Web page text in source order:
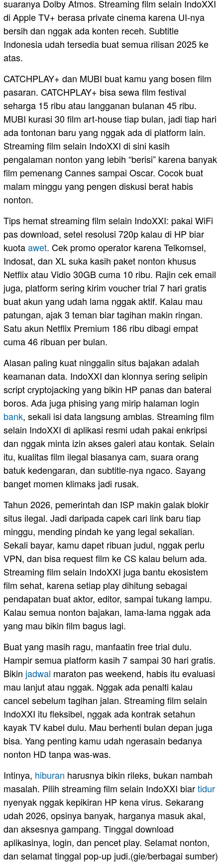
suaranya Dolby Atmos. Streaming film selain IndoXXI
di Apple TV+ berasa private cinema karena UI-nya
bersih dan nggak ada konten receh. Subtitle
Indonesia udah tersedia buat semua rilisan 2025 ke
atas.
CATCHPLAY+ dan MUBI buat kamu yang bosen film
pasaran. CATCHPLAY+ bisa sewa film festival
seharga 15 ribu atau langganan bulanan 45 ribu.
MUBI kurasi 30 film art-house tiap bulan, jadi tiap hari
ada tontonan baru yang nggak ada di platform lain.
Streaming film selain IndoXXI di sini kasih
pengalaman nonton yang lebih “berisi” karena banyak
film pemenang Cannes sampai Oscar. Cocok buat
malam minggu yang pengen diskusi berat habis
nonton.
Tips hemat streaming film selain IndoXXI: pakai WiFi
pas download, setel resolusi 720p kalau di HP biar
kuotaawet. Cek promo operator karena Telkomsel,
Indosat, dan XL suka kasih paket nonton khusus
Netflix atau Vidio 30GB cuma 10 ribu. Rajin cek email
juga, platform sering kirim voucher trial 7 hari gratis
buat akun yang udah lama nggak aktif. Kalau mau
patungan, ajak 3 teman biar tagihan makin ringan.
Satu akun Netflix Premium 186 ribu dibagi empat
cuma 46 ribuan per bulan.
Alasan paling kuat ninggalin situs bajakan adalah
keamanan data. IndoXXI dan klonnya sering selipin
script cryptojacking yang bikin HP panas dan baterai
boros. Ada juga phising yang mirip halaman login
bank, sekali isi data langsung amblas. Streaming film
selain IndoXXI di aplikasi resmi udah pakai enkripsi
dan nggak minta izin akses galeri atau kontak. Selain
itu, kualitas film ilegal biasanya cam, suara orang
batuk kedengaran, dan subtitle-nya ngaco. Sayang
banget momen klimaks jadi rusak.
Tahun 2026, pemerintah dan ISP makin galak blokir
situs ilegal. Jadi daripada capek cari link baru tiap
minggu, mending pindah ke yang legal sekalian.
Sekali bayar, kamu dapet ribuan judul, nggak perlu
VPN, dan bisa request film ke CS kalau belum ada.
Streaming film selain IndoXXI juga bantu ekosistem
film sehat, karena setiap play dihitung sebagai
pendapatan buat aktor, editor, sampai tukang lampu.
Kalau semua nonton bajakan, lama-lama nggak ada
yang mau bikin film bagus lagi.
Buat yang masih ragu, manfaatin free trial dulu.
Hampir semua platform kasih 7 sampai 30 hari gratis.
Bikin jadwal maraton pas weekend, habis itu evaluasi
mau lanjut atau nggak. Nggak ada penalti kalau
cancel sebelum tagihan jalan. Streaming film selain
IndoXXI itu fleksibel, nggak ada kontrak setahun
kayak TV kabel dulu. Mau berhenti bulan depan juga
bisa. Yang penting kamu udah ngerasain bedanya
nonton HD tanpa was-was.
Intinya, hiburan harusnya bikin rileks, bukan nambah
masalah. Pilih streaming film selain IndoXXI biartidur
nyenyak nggak kepikiran HP kena virus. Sekarang
udah 2026, opsinya banyak, harganya masuk akal,
dan aksesnya gampang. Tinggal download
aplikasinya, login, dan pencet play. Selamat nonton,
dan selamat tinggal pop-up judi.(gie/berbagai sumber)